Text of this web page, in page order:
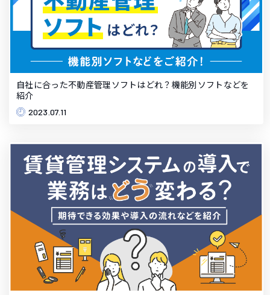
自社に合った不動産管理ソフトはどれ？機能別ソフトなどを
紹介
2023.07.11